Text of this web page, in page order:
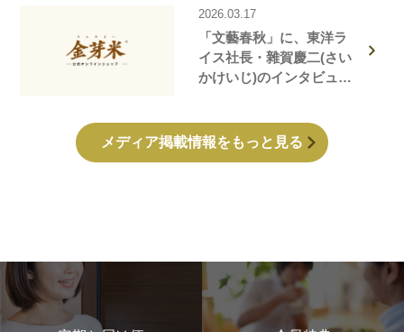
2026.03.17
「文藝春秋」に、東洋ラ
イス社長・雜賀慶二(さい
かけいじ)のインタビュー
メディア掲載情報をもっと見る